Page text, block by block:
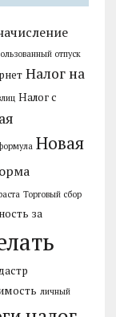
отпуск
Налог на
Налог с
Новая
Торговый сбор
за
личный